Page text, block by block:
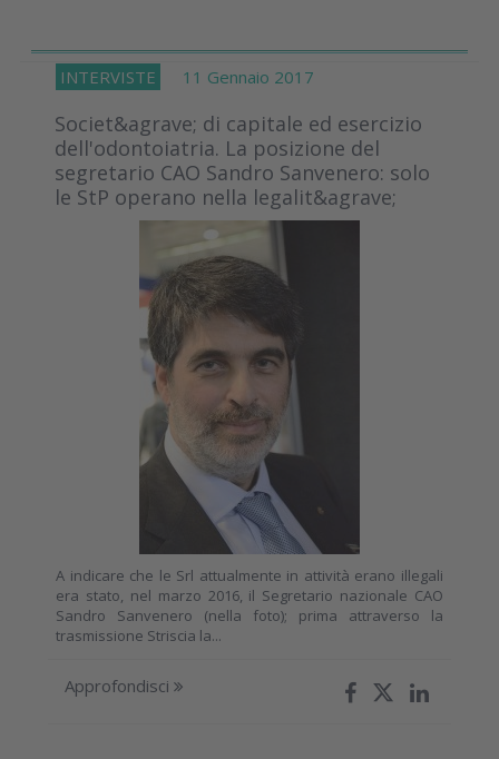
INTERVISTE 11 Gennaio 2017
Societ&agrave; di capitale ed esercizio
dell'odontoiatria. La posizione del
segretario CAO Sandro Sanvenero: solo
le StP operano nella legalit&agrave;
A indicare che le Srl attualmente in attività erano illegali
era stato, nel marzo 2016, il Segretario nazionale CAO
Sandro Sanvenero (nella foto); prima attraverso la
trasmissione Striscia la...
Approfondisci